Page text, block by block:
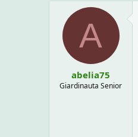
A
abelia75
Giardinauta Senior